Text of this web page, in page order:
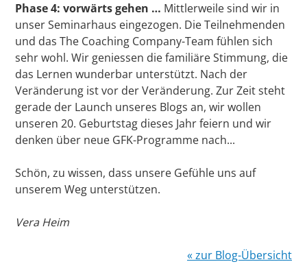
Phase 4: vorwärts gehen … Mittlerweile sind wir in
unser Seminarhaus eingezogen. Die Teilnehmenden
und das The Coaching Company-Team fühlen sich
sehr wohl. Wir geniessen die familiäre Stimmung, die
das Lernen wunderbar unterstützt. Nach der
Veränderung ist vor der Veränderung. Zur Zeit steht
gerade der Launch unseres Blogs an, wir wollen
unseren 20. Geburtstag dieses Jahr feiern und wir
denken über neue GFK-Programme nach...
Schön, zu wissen, dass unsere Gefühle uns auf
unserem Weg unterstützen.
Vera Heim
« zur Blog-Übersicht